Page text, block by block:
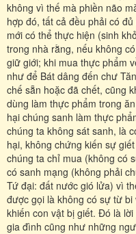
không vì thế mà phiền não
hợp đó, tất cả đều phải có
mới có thể thực hiện (sinh
trong nhà rằng, nếu không
giữ giới; khi mua thực phẩm
như để Bát dâng đến chư
chế sẵn hoặc đã chết, cũng
dùng làm thực phẩm trong
hại chúng sanh làm thực
chúng ta không sát sanh, là
hại, không chứng kiến sự
chúng ta chỉ mua (không có
có sanh mạng (không phải
Tứ đại: đất nước gió lửa) vì
được gọi là không có sự từ
khiến con vật bị giết. Đó là
gia đình cũng như những